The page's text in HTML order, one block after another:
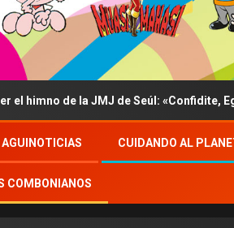
de la JMJ de Seúl: «Confidite, Ego
AGUINOTICIAS CUIDANDO AL
COMBONIANOS